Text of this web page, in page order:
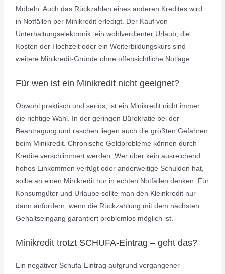
Möbeln. Auch das Rückzahlen eines anderen Kredites wird
in Notfällen per Minikredit erledigt. Der Kauf von
Unterhaltungselektronik, ein wohlverdienter Urlaub, die
Kosten der Hochzeit oder ein Weiterbildungskurs sind
weitere Minikredit-Gründe ohne offensichtliche Notlage.
Für wen ist ein Minikredit nicht geeignet?
Obwohl praktisch und seriös, ist ein Minikredit nicht immer
die richtige Wahl. In der geringen Bürokratie bei der
Beantragung und raschen liegen auch die größten Gefahren
beim Minikredit. Chronische Geldprobleme können durch
Kredite verschlimmert werden. Wer über kein ausreichend
hohes Einkommen verfügt oder anderweitige Schulden hat,
sollte an einen Minikredit nur in echten Notfällen denken. Für
Konsumgüter und Urlaube sollte man den Kleinkredit nur
dann anfordern, wenn die Rückzahlung mit dem nächsten
Gehaltseingang garantiert problemlos möglich ist.
Minikredit trotzt SCHUFA-Eintrag – geht das?
Ein negativer Schufa-Eintrag aufgrund vergangener